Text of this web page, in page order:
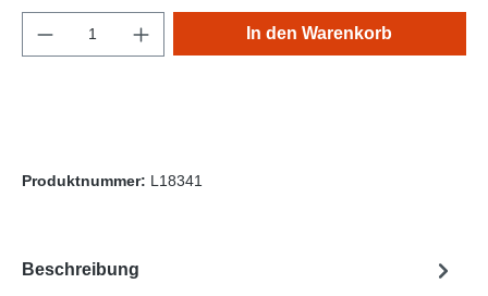
Produkt Anzahl: Gib den gewünschten
In den Warenkorb
Produktnummer: L18341
Beschreibung